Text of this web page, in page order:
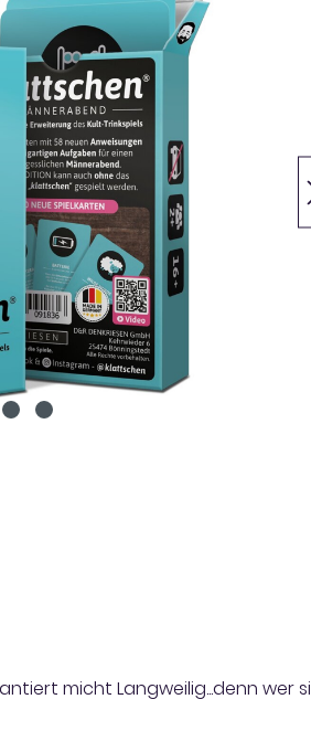
micht Langweilig...denn